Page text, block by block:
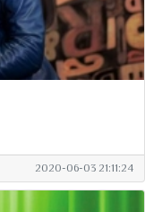
2020-06-03 21:11:24